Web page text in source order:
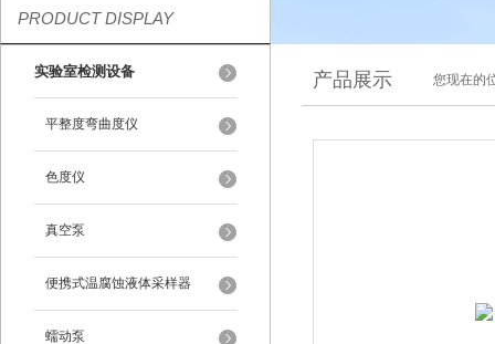
PRODUCT DISPLAY
实验室检测设备
平整度弯曲度仪
色度仪
真空泵
便携式温腐蚀液体采样器
蠕动泵
产品展示 您现在的